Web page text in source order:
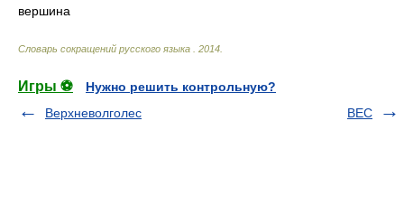
вершина
Словарь сокращений русского языка 2014
Игры ⚽
Нужно решить контрольную?
Верхневолголес
ВЕС